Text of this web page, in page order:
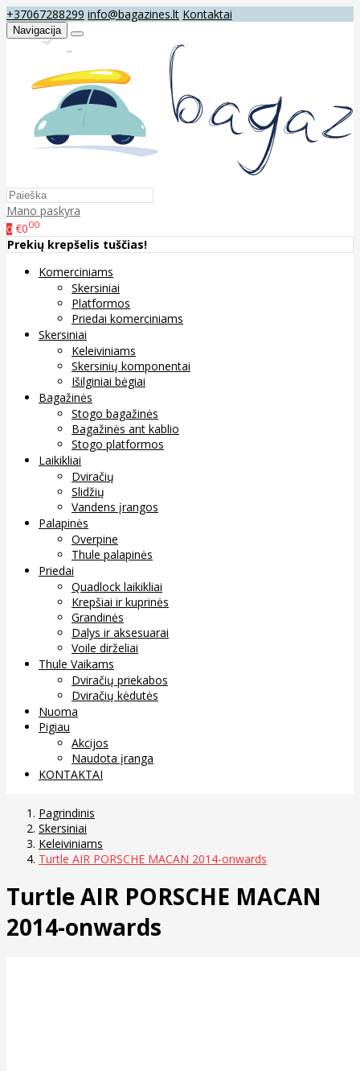
+37067288299 info@bagazines.lt Kontaktai
Navigacija
Mano paskyra
0 €000
Prekių krepšelis tuščias!
Komerciniams
Skersiniai
Platformos
Priedai komerciniams
Skersiniai
Keleiviniams
Skersinių komponentai
Išilginiai bėgiai
Bagažinės
Stogo bagažinės
Bagažinės ant kablio
Stogo platformos
Laikikliai
Dviračių
Slidžių
Vandens įrangos
Palapinės
Overpine
Thule palapinės
Priedai
Quadlock laikikliai
Krepšiai ir kuprinės
Grandinės
Dalys ir aksesuarai
Voile dirželiai
Thule Vaikams
Dviračių priekabos
Dviračių kėdutės
Nuoma
Pigiau
Akcijos
Naudota įranga
KONTAKTAI
Pagrindinis
Skersiniai
Keleiviniams
Turtle AIR PORSCHE MACAN 2014-onwards
Turtle AIR PORSCHE MACAN
2014-onwards